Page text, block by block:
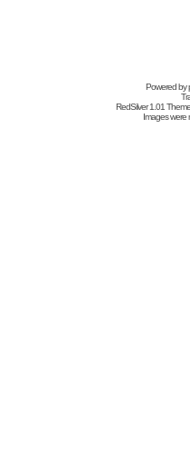
Powered by
RedSilver 1.01
Images were